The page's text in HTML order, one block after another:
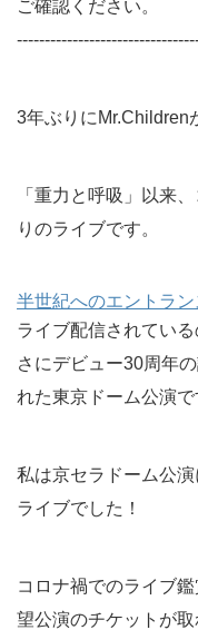
ご確認ください。
3年ぶりにMr.Children
「重力と呼吸」以来
りのライブです。
半世紀へのエントラン
ライブ配信されてい
さにデビュー30周年
れた東京ドーム公演で
私は京セラドーム公
ライブでした！
コロナ禍でのライブ
望公演のチケットが